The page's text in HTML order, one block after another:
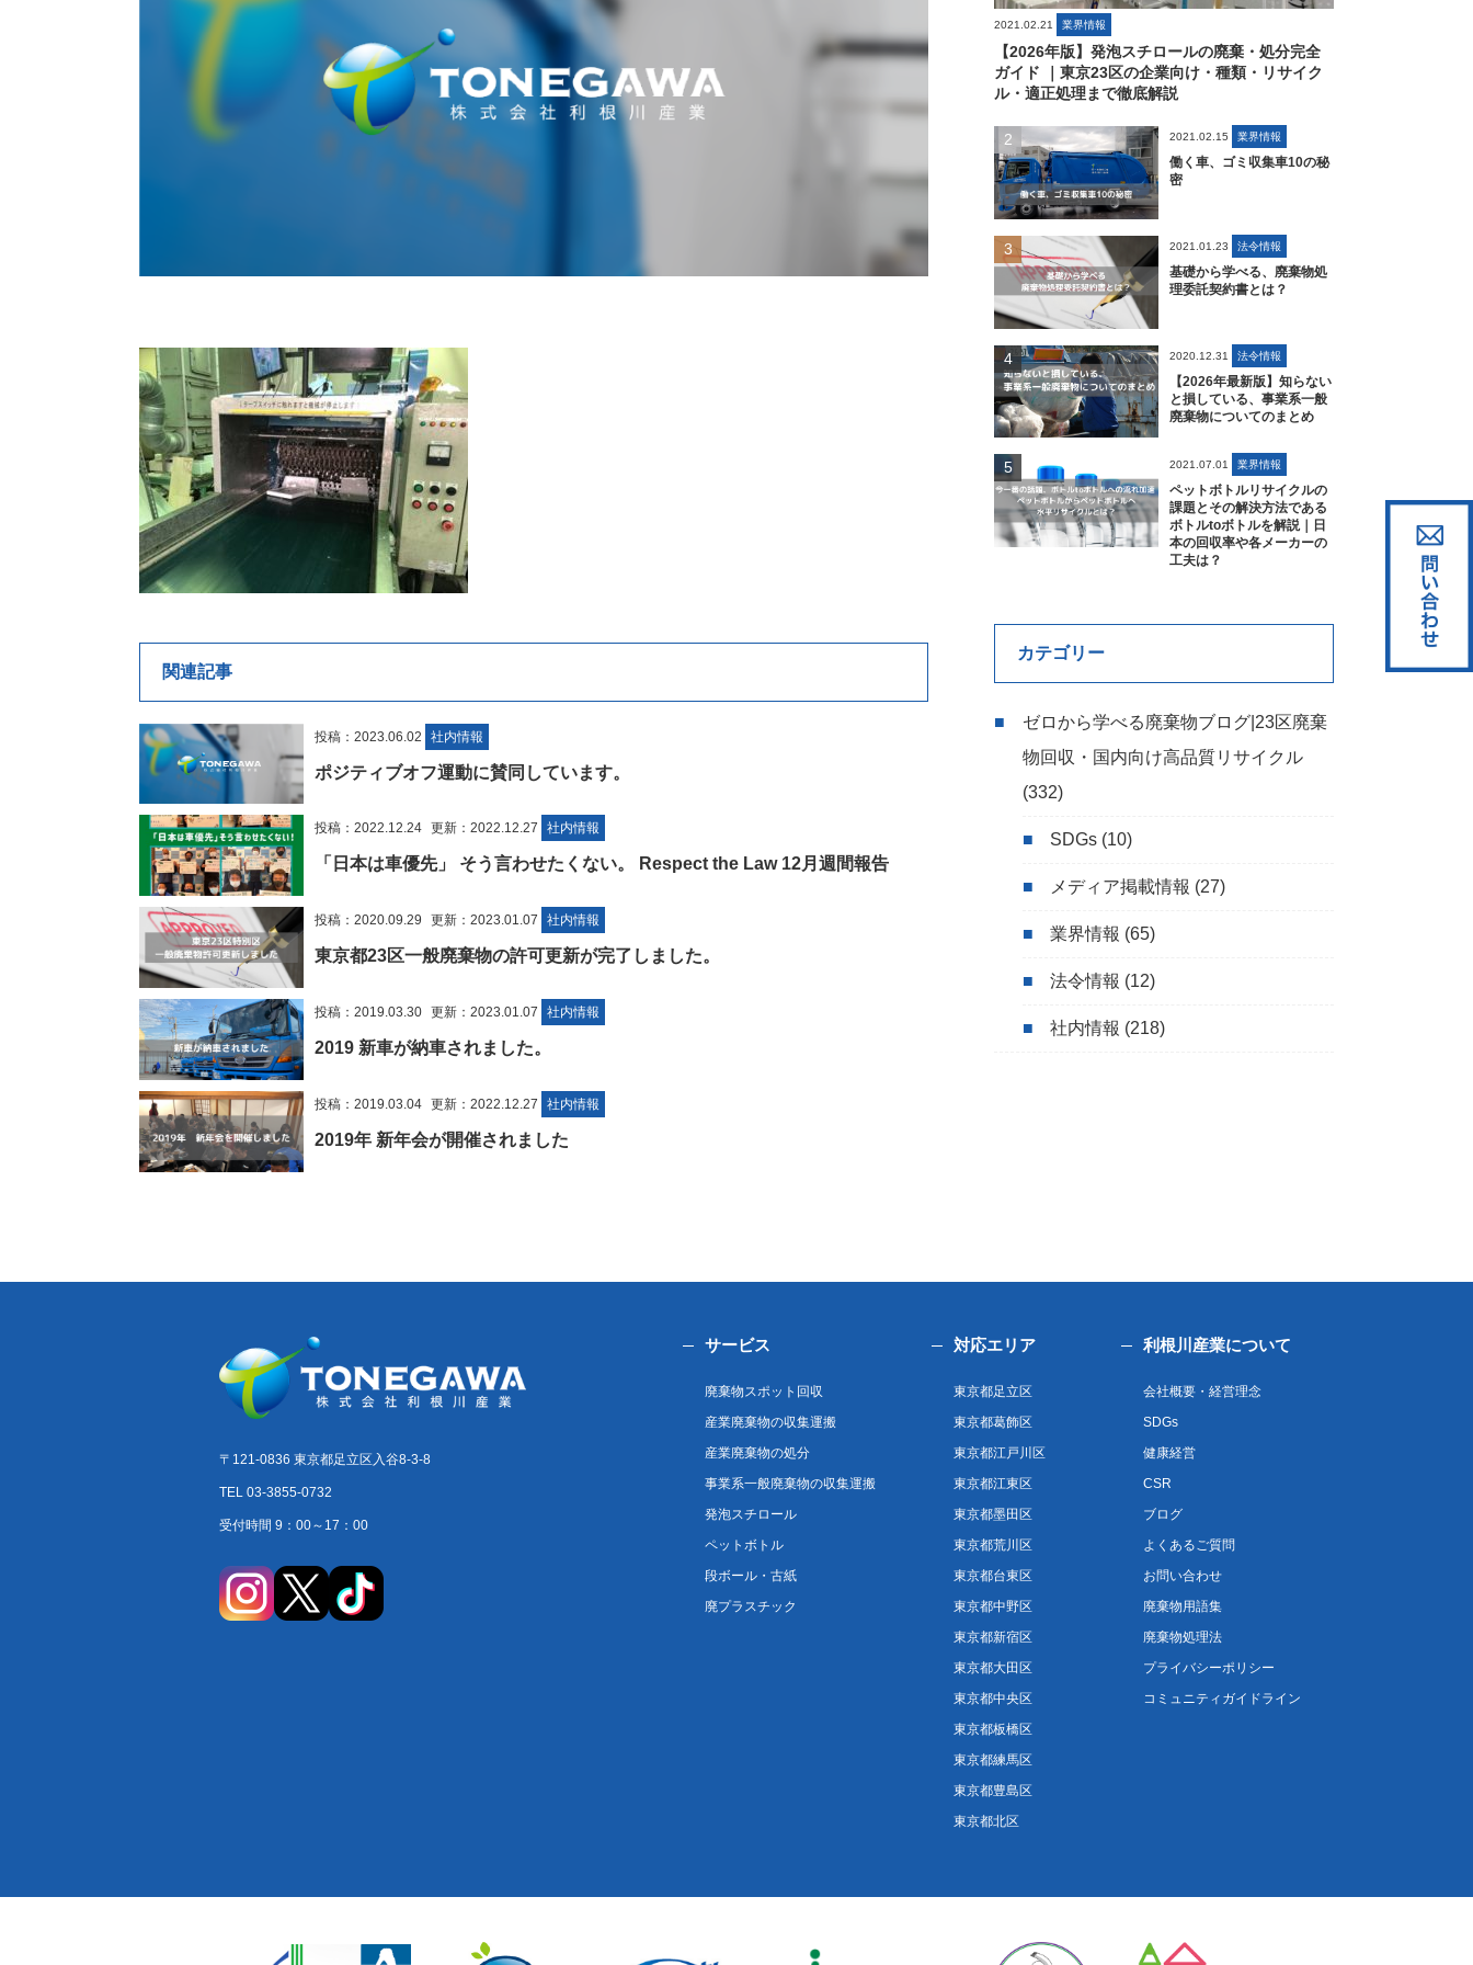
関連記事
投稿：2023.06.02 社内情報
ポジティブオフ運動に賛同しています。
投稿：2022.12.24 更新：2022.12.27 社内情報
「日本は車優先」 そう言わせたくない。 Respect the Law 12月週間報告
投稿：2020.09.29 更新：2023.01.07 社内情報
東京都23区一般廃棄物の許可更新が完了しました。
投稿：2019.03.30 更新：2023.01.07 社内情報
2019 新車が納車されました。
投稿：2019.03.04 更新：2022.12.27 社内情報
2019年 新年会が開催されました
2021.02.21 業界情報
【2026年版】発泡スチロールの廃棄・処分完全
ガイド ｜東京23区の企業向け・種類・リサイク
ル・適正処理まで徹底解説
2021.02.15 業界情報
働く車、ゴミ収集車10の秘
密
2021.01.23 法令情報
基礎から学べる、廃棄物処
理委託契約書とは？
2020.12.31 法令情報
【2026年最新版】知らない
と損している、事業系一般
廃棄物についてのまとめ
2021.07.01 業界情報
ペットボトルリサイクルの
課題とその解決方法である
ボトルtoボトルを解説｜日
本の回収率や各メーカーの
工夫は？
カテゴリー
ゼロから学べる廃棄物ブログ|23区廃棄
物回収・国内向け高品質リサイクル
(332)
SDGs (10)
メディア掲載情報 (27)
業界情報 (65)
法令情報 (12)
社内情報 (218)
〒121-0836 東京都足立区入谷8-3-8
TEL 03-3855-0732
受付時間 9：00～17：00
サービス
廃棄物スポット回収
産業廃棄物の収集運搬
産業廃棄物の処分
事業系一般廃棄物の収集運搬
発泡スチロール
ペットボトル
段ボール・古紙
廃プラスチック
対応エリア
東京都足立区
東京都葛飾区
東京都江戸川区
東京都江東区
東京都墨田区
東京都荒川区
東京都台東区
東京都中野区
東京都新宿区
東京都大田区
東京都中央区
東京都板橋区
東京都練馬区
東京都豊島区
東京都北区
利根川産業について
会社概要・経営理念
SDGs
健康経営
CSR
ブログ
よくあるご質問
お問い合わせ
廃棄物用語集
廃棄物処理法
プライバシーポリシー
コミュニティガイドライン